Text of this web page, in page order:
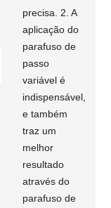
precisa. 2. A
aplicação do
parafuso de
passo
variável é
indispensável,
e também
traz um
melhor
resultado
através do
parafuso de